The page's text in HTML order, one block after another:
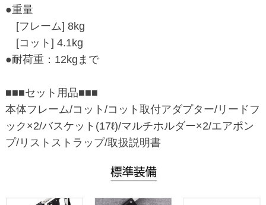
●重量
[フレーム] 8kg
[コット] 4.1kg
●耐荷重：12kgまで
■■■セット用品■■■
本体フレーム/コット/コット取付アダプター/リードフ
ック×2/バスケット(17ℓ)/マルチホルダー×2/エアポン
プ/リストストラップ/取扱説明書